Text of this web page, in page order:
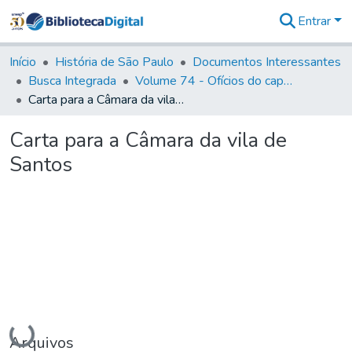
&
Coleções
Tudo na
Biblioteca
Estatísticas
Entrar
Início História de São Paulo
Documentos Interessantes
Busca Integrada
Volume 74 - Ofícios do capitão General Martim Lopes Lobo de Saldanha às Câmaras e Comandantes da Capitania (1775)
Carta para a Câmara da vila de Santos
Carta para a Câmara da vila de
Santos
Carregando...
Arquivos